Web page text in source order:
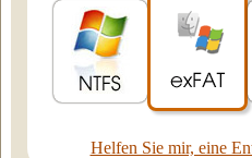
Helfen Sie mir, eine